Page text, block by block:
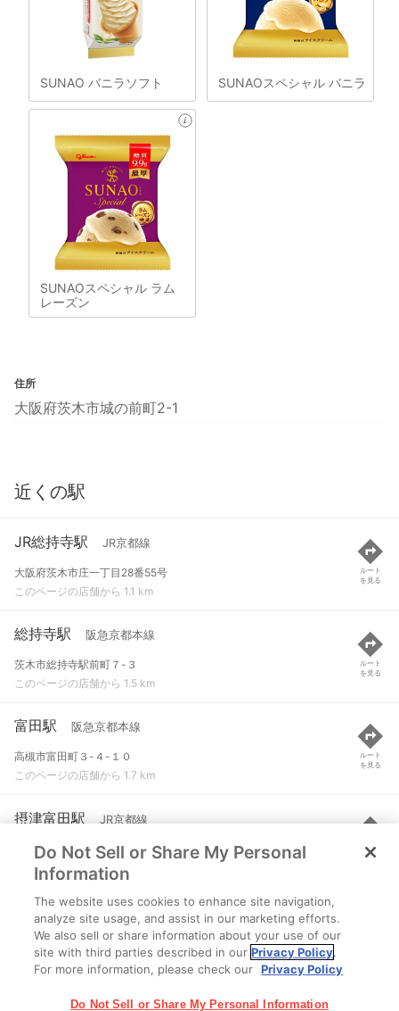
SUNAO バニラソフト SUNAOスペシャル バニラ
SUNAOスペシャル ラム
レーズン
住所
大阪府茨木市城の前町2-1
近くの駅
JR総持寺駅 JR京都線
大阪府茨木市庄一丁目28番55号
このページの店舗から 1.1 km
ルート
を見る
総持寺駅 阪急京都本線
茨木市総持寺駅前町７-３
このページの店舗から 1.5 km
ルート
を見る
富田駅 阪急京都本線
高槻市富田町３-４-１０
このページの店舗から 1.7 km
ルート
を見る
摂津富田駅 JR京都線
高槻市富田町１丁目
このページの店舗から 1.7 km
ルート
を見る
茨木市駅 阪急京都本線
茨木市永代町１-５
このページの店舗から 2.4 km
Do Not Sell or Share My Personal
Information
The website uses cookies to enhance site navigation,
analyze site usage, and assist in our marketing efforts.
We also sell or share information about your use of our
site with third parties described in ourPrivacy Policy.
For more information, please check our Privacy Policy
Do Not Sell or Share My Personal Information